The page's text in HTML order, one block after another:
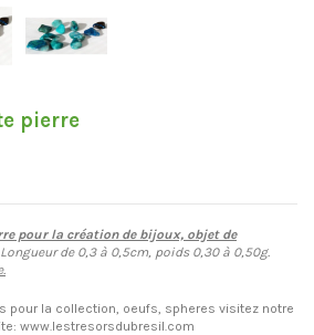
pierre
pour la création de bijoux, objet de
de 0,3 à 0,5cm, poids 0,30 à 0,50g.
pour la collection, oeufs, spheres visitez notre
www.lestresorsdubresil.com